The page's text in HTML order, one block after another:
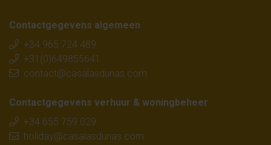
Contactgegevens algemeen
+34 965 724 489
+31(0)649855641
contact@casalasdunas.com
Contactgegevens verhuur & woningbeheer
+34 655 759 029
holiday@casalasdunas.com